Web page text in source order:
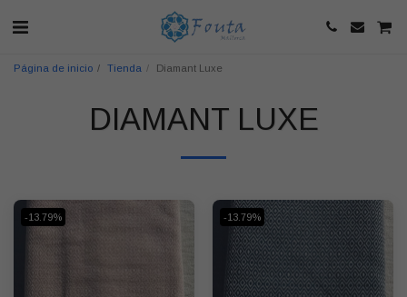
Página de inicio Tienda Diamant Luxe
DIAMANT LUXE
-13.79% -13.79%